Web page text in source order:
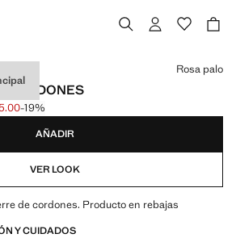
CORDONES
4,195.00 ]
]
-19%
Rosa palo
AÑADIR
VER LOOK
de cordones. Producto en rebajas
Y CUIDADOS